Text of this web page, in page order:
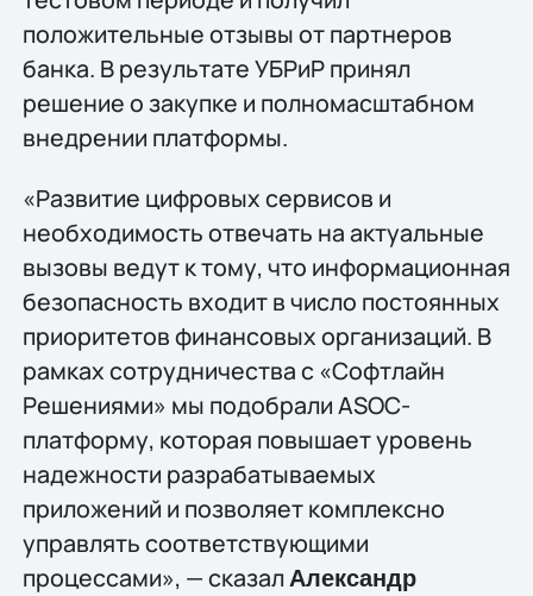
положительные отзывы от партнеров
банка. В результате УБРиР принял
решение о закупке и полномасштабном
внедрении платформы.
«Развитие цифровых сервисов и
необходимость отвечать на актуальные
вызовы ведут к тому, что информационная
безопасность входит в число постоянных
приоритетов финансовых организаций. В
рамках сотрудничества с «Софтлайн
Решениями» мы подобрали ASOC-
платформу, которая повышает уровень
надежности разрабатываемых
приложений и позволяет комплексно
управлять соответствующими
процессами», — сказал Александр